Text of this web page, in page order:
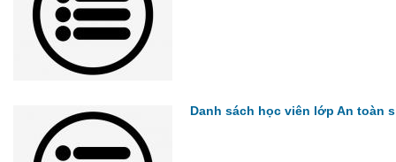
Danh sách học viên lớp An toàn